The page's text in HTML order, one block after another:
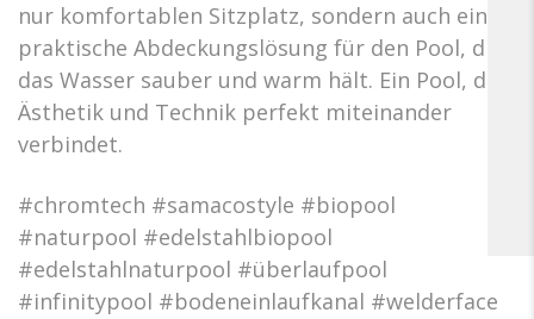
nur komfortablen Sitzplatz, sondern auch eine
praktische Abdeckungslösung für den Pool, die
das Wasser sauber und warm hält. Ein Pool, der
Ästhetik und Technik perfekt miteinander
verbindet.
#chromtech #samacostyle #biopool
#naturpool #edelstahlbiopool
#edelstahlnaturpool #überlaufpool
#infinitypool #bodeneinlaufkanal #welderface